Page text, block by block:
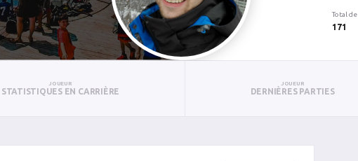
Total
171
JOUEUR
STATISTIQUES EN CARRIÈRE
JOUEUR
DERNIÈRES PARTIES